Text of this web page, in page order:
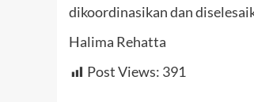
dikoordinasikan dan
Halima Rehatta
Post Views: 391